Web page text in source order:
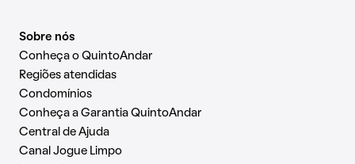
Sobre nós
Conheça o QuintoAndar
Regiões atendidas
Condomínios
Conheça a Garantia QuintoAndar
Central de Ajuda
Canal Jogue Limpo